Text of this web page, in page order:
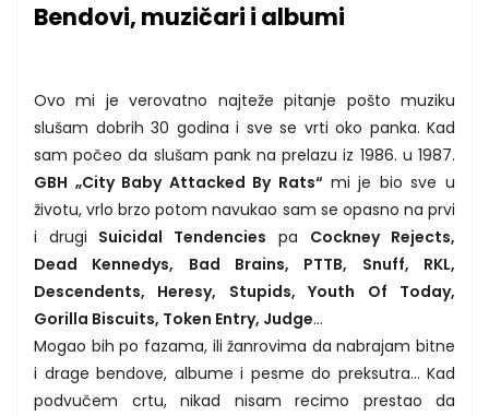
Bendovi, muzičari i albumi
Ovo mi je verovatno najteže pitanje pošto muziku
slušam dobrih 30 godina i sve se vrti oko panka. Kad
sam počeo da slušam pank na prelazu iz 1986. u 1987.
GBH „City Baby Attacked By Rats“ mi je bio sve u
životu, vrlo brzo potom navukao sam se opasno na prvi
i drugi Suicidal Tendencies pa Cockney Rejects,
Dead Kennedys, Bad Brains, PTTB, Snuff, RKL,
Descendents, Heresy, Stupids, Youth Of Today,
Gorilla Biscuits, Token Entry, Judge...
Mogao bih po fazama, ili žanrovima da nabrajam bitne
i drage bendove, albume i pesme do preksutra... Kad
podvučem crtu, nikad nisam recimo prestao da